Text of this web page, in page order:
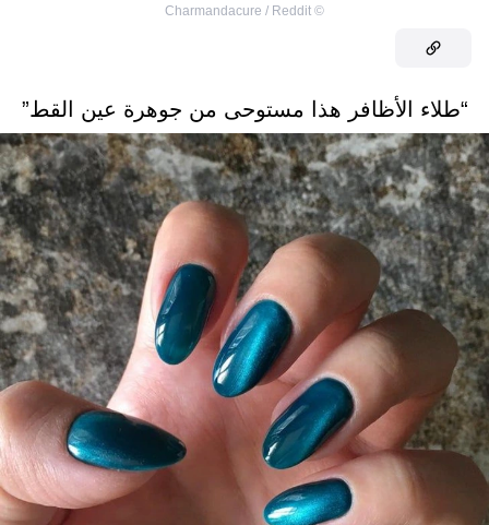
©
Charmandacure / Reddit
“طلاء الأظافر هذا مستوحى من جوهرة عين القط”